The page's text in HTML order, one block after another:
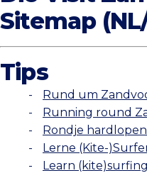
Sitemap
Tips
Rund um
Running round
Rondje
Lerne (Kite-
Learn